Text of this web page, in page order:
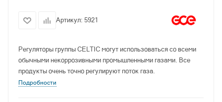
Артикул: 5921
Регуляторы группы СELTIC могут использоваться со всеми
обычными некоррозивными промышленными газами. Все
продукты очень точно регулируют поток газа.
Подробности